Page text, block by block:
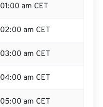
01:00 am CET
02:00 am CET
03:00 am CET
04:00 am CET
05:00 am CET